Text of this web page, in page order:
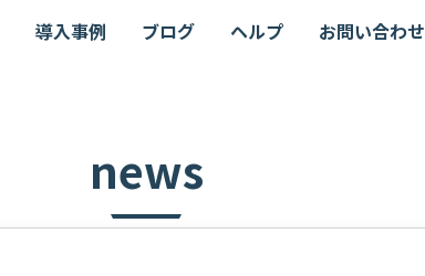
導入事例 ブログ ヘルプ お問い合わせ
news